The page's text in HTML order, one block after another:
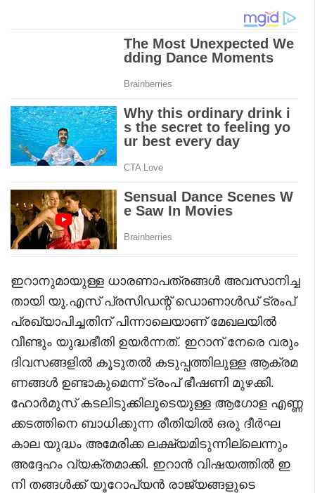
ഇറാനുമായുള്ള ധാരണാപത്രങ്ങൾ അവസാനിച്ച
തായി യു.എസ് പ്രസിഡന്റ് ഡൊണാൾഡ് ട്രംപ്
പ്രഖ്യാപിച്ചതിന് പിന്നാലെയാണ് മേഖലയിൽ
വീണ്ടും യുദ്ധഭീതി ഉയർന്നത്. ഇറാന് നേരെ വരും
ദിവസങ്ങളിൽ കൂടുതൽ കടുപ്പത്തിലുള്ള ആക്രമ
ണങ്ങൾ ഉണ്ടാകുമെന്ന് ട്രംപ് ഭീഷണി മുഴക്കി.
ഹോർമുസ് കടലിടുക്കിലൂടെയുള്ള ആഗോള എണ്ണ
ക്കടത്തിനെ ബാധിക്കുന്ന രീതിയിൽ ഒരു ദീർഘ
കാല യുദ്ധം അമേരിക്ക ലക്ഷ്യമിടുന്നില്ലെന്നും
അദ്ദേഹം വ്യക്തമാക്കി. ഇറാൻ വിഷയത്തിൽ ഇ
നി തങ്ങൾക്ക് യൂറോപ്യൻ രാജ്യങ്ങളുടെ